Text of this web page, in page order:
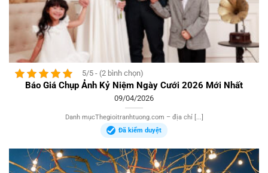
5/5 - (2 bình chọn)
Báo Giá Chụp Ảnh Kỷ Niệm Ngày Cưới 2026 Mới Nhất
09/04/2026
Danh mụcThegioitranhtuong.com – địa chỉ [...]
Đã kiểm duyệt